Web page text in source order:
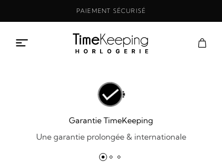
PAIEMENT SÉCURISÉ
Garantie TimeKeeping
Une garantie prolongée & internationale